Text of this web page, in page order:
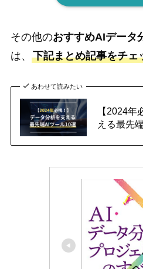
その他のおすすめAIデータ
は、 下記まとめ記事をチェ
あわせて読みたい
【2024
える最先